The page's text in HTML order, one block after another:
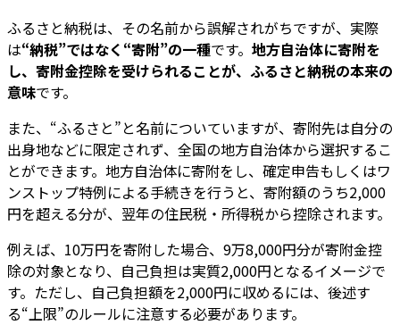
ふるさと納税は、その名前から誤解されがちですが、実際
は“納税”ではなく“寄附”の一種です。 地方自治体に寄附を
し、寄附金控除を受けられることが、ふるさと納税の本来の
意味です。
また、“ふるさと”と名前についていますが、寄附先は自分の
出身地などに限定されず、全国の地方自治体から選択するこ
とができます。地方自治体に寄附をし、確定申告もしくはワ
ンストップ特例による手続きを行うと、寄附額のうち2,000
円を超える分が、翌年の住民税・所得税から控除されます。
例えば、10万円を寄附した場合、9万8,000円分が寄附金控
除の対象となり、自己負担は実質2,000円となるイメージで
す。ただし、自己負担額を2,000円に収めるには、後述す
る“上限”のルールに注意する必要があります。